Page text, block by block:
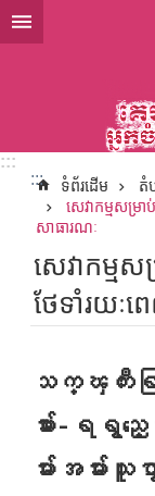
ទៅកាន់មាតិកាប្លុកមាតិ
:::
:::
ទំព័រដើម តំ
សេវាកម្មសម្រ
សាធារណៈ
សេវាកម្ម
ថែទាំរយៈ
သက္ၾကီးရ
မ်ား-ေရရွ
မ်ားအမ်ား